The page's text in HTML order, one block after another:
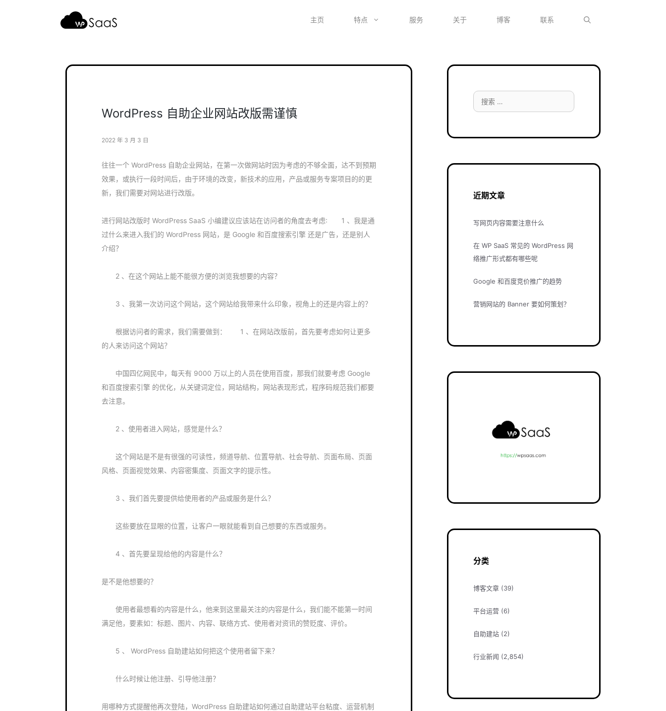
主页 特点 服务 关于 博客 联系
WordPress 自助企业网站改版需谨慎
2022 年 3 月 3 日
往往一个 WordPress 自助企业网站，在第一次做网站时因为考虑的不够全面，达不到预期
效果，或执行一段时间后，由于环境的改变，新技术的应用，产品或服务专案项目的的更
新，我们需要对网站进行改版。
进行网站改版时 WordPress SaaS 小编建议应该站在访问者的角度去考虑: 1 、我是通
过什么来进入我们的 WordPress 网站，是 Google 和百度搜索引擎 还是广告，还是别人
介绍？
2 、在这个网站上能不能很方便的浏览我想要的内容？
3 、我第一次访问这个网站，这个网站给我带来什么印象，视角上的还是内容上的？
根据访问者的需求，我们需要做到： 1 、在网站改版前，首先要考虑如何让更多
的人来访问这个网站？
中国四亿网民中，每天有 9000 万以上的人员在使用百度，那我们就要考虑 Google
和百度搜索引擎 的优化，从关键词定位，网站结构，网站表现形式，程序码规范我们都要
去注意。
2 、使用者进入网站，感觉是什么？
这个网站是不是有很强的可读性，频道导航、位置导航、社会导航、页面布局、页面
风格、页面视觉效果、内容密集度、页面文字的提示性。
3 、我们首先要提供给使用者的产品或服务是什么？
这些要放在显眼的位置，让客户一眼就能看到自己想要的东西或服务。
4 、首先要呈现给他的内容是什么？
是不是他想要的？
使用者最想看的内容是什么，他来到这里最关注的内容是什么，我们能不能第一时间
满足他，要素如：标题、图片、内容、联络方式、使用者对资讯的赞贬度、评价。
5 、 WordPress 自助建站如何把这个使用者留下来？
什么时候让他注册、引导他注册？
用哪种方式提醒他再次登陆，WordPress 自助建站如何通过自助建站平台粘度、运营机制
搜
索：
近期文章
写网页内容需要注意什么
在 WP SaaS 常见的 WordPress 网
络推广形式都有哪些呢
Google 和百度竞价推广的趋势
营销网站的 Banner 要如何策划？
分类
博客文章 (39)
平台运营 (6)
自助建站 (2)
行业新闻 (2,854)